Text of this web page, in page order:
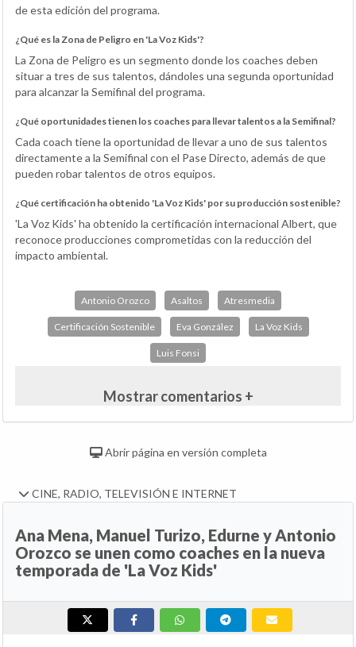
de esta edición del programa.
¿Qué es la Zona de Peligro en 'La Voz Kids'?
La Zona de Peligro es un segmento donde los coaches deben
situar a tres de sus talentos, dándoles una segunda oportunidad
para alcanzar la Semifinal del programa.
¿Qué oportunidades tienen los coaches para llevar talentos a la Semifinal?
Cada coach tiene la oportunidad de llevar a uno de sus talentos
directamente a la Semifinal con el Pase Directo, además de que
pueden robar talentos de otros equipos.
¿Qué certificación ha obtenido 'La Voz Kids' por su producción sostenible?
'La Voz Kids' ha obtenido la certificación internacional Albert, que
reconoce producciones comprometidas con la reducción del
impacto ambiental.
Antonio Orozco Asaltos Atresmedia
Certificación Sostenible Eva González La Voz Kids
Luis Fonsi
Mostrar comentarios +
Abrir página en versión completa
CINE, RADIO, TELEVISIÓN E INTERNET
Ana Mena, Manuel Turizo, Edurne y Antonio
Orozco se unen como coaches en la nueva
temporada de 'La Voz Kids'